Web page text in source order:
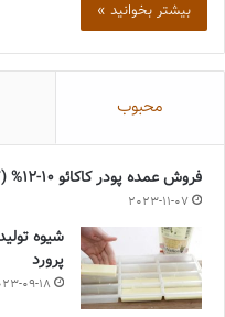
بیشتر بخوانید »
محبوب
فروش عمده پودر کاکائو 10-12% (PH7)
2023-11-07
شیوه
پرورد
09-18